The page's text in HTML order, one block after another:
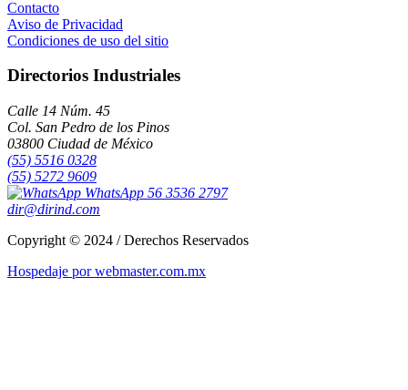
Contacto
Aviso de Privacidad
Condiciones de uso del sitio
Directorios Industriales
Calle 14 Núm. 45
Col. San Pedro de los Pinos
03800 Ciudad de México
(55) 5516 0328
(55) 5272 9609
WhatsApp 56 3536 2797
dir@dirind.com
Copyright © 2024 / Derechos Reservados
Hospedaje por webmaster.com.mx